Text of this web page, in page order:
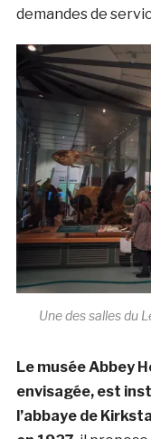
demandes de
Une des salles du
Le musée Abbey
envisagée, est
l’abbaye de